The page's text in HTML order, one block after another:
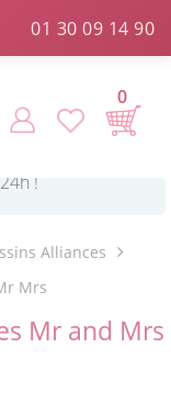
01 30 09 14 90
0
!
89 € !*
Alliances
Mrs
Mr and Mrs